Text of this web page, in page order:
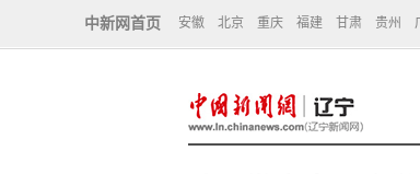
中新网首页 安徽 北京 重庆 福建 甘肃 贵州